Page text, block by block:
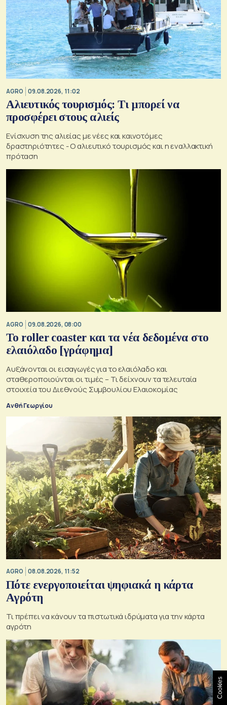
AGRO 09.08.2026, 11:02
Αλιευτικός τουρισμός: Τι μπορεί να
προσφέρει στους αλιείς
Ενίσχυση της αλιείας με νέες και καινοτόμες
δραστηριότητες - Ο αλιευτικό τουρισμός και η εναλλακτική
πρόταση
AGRO 09.08.2026, 08:00
Το roller coaster και τα νέα δεδομένα στο
ελαιόλαδο [γράφημα]
Αυξάνονται οι εισαγωγές για το ελαιόλαδο και
σταθεροποιούνται οι τιμές – Τι δείχνουν τα τελευταία
στοιχεία του Διεθνούς Συμβουλίου Ελαιοκομίας
Ανθή Γεωργίου
AGRO 08.08.2026, 11:52
Πότε ενεργοποιείται ψηφιακά η κάρτα
Αγρότη
Τι πρέπει να κάνουν τα πιστωτικά ιδρύματα για την κάρτα
αγρότη
Cookies